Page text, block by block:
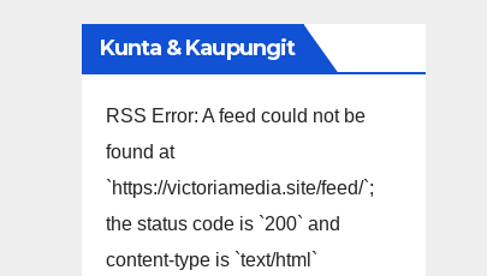
Kunta & Kaupungit
RSS Error: A feed could not be
found at
`https://victoriamedia.site/feed/`;
the status code is `200` and
content-type is `text/html`